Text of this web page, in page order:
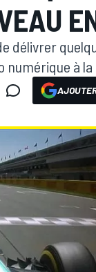
délivrer
numérique à la